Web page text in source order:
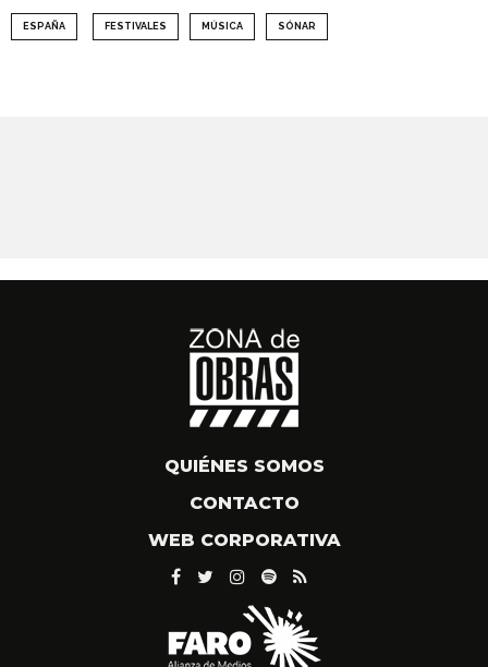
ESPAÑA FESTIVALES MÚSICA SÓNAR
QUIÉNES SOMOS
CONTACTO
WEB CORPORATIVA